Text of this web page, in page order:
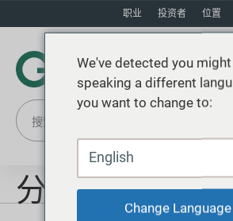
职业 投资者 位置
分类：社区
We've detected you
speaking a different
you want to change to:
English
Change Language